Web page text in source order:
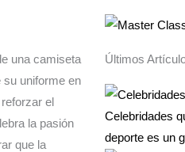
una camiseta
su uniforme en
el
la pasión
que la
Últimos
Celebridades
deporte es un